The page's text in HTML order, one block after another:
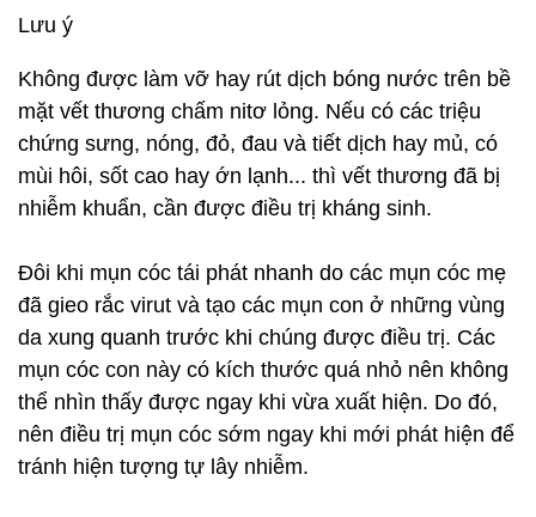
Lưu ý
Không được làm vỡ hay rút dịch bóng nước trên bề
mặt vết thương chấm nitơ lỏng. Nếu có các triệu
chứng sưng, nóng, đỏ, đau và tiết dịch hay mủ, có
mùi hôi, sốt cao hay ớn lạnh... thì vết thương đã bị
nhiễm khuẩn, cần được điều trị kháng sinh.
Đôi khi mụn cóc tái phát nhanh do các mụn cóc mẹ
đã gieo rắc virut và tạo các mụn con ở những vùng
da xung quanh trước khi chúng được điều trị. Các
mụn cóc con này có kích thước quá nhỏ nên không
thể nhìn thấy được ngay khi vừa xuất hiện. Do đó,
nên điều trị mụn cóc sớm ngay khi mới phát hiện để
tránh hiện tượng tự lây nhiễm.